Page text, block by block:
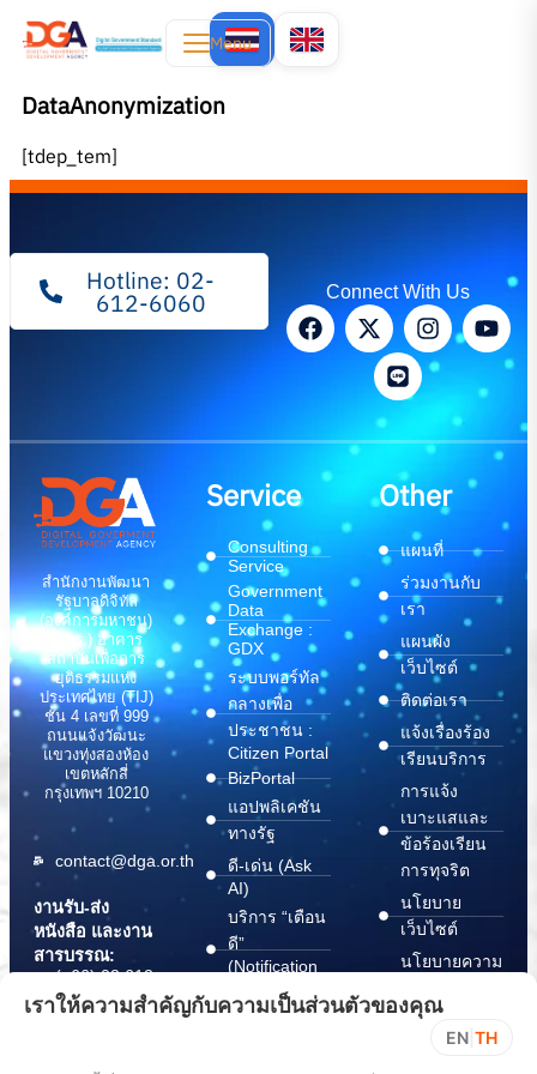
Menu
DataAnonymization
[tdep_tem]
Hotline: 02-
612-6060 Connect With Us
สำนักงานพัฒนา
รัฐบาลดิจิทัล
(องค์การมหาชน)
(สพร.) อาคาร
สถาบันเพื่อการ
ยุติธรรมแห่ง
ประเทศไทย (TIJ)
ชั้น 4 เลขที่ 999
ถนนแจ้งวัฒนะ
แขวงทุ่งสองห้อง
เขตหลักสี่
กรุงเทพฯ 10210
contact@dga.or.th
งานรับ-ส่ง
หนังสือ และงาน
สารบรรณ:
(+66) 02 612
6000
saraban@dga.or.th
Service
Consulting
Service
Government
Data
Exchange :
GDX
ระบบพอร์ทัล
กลางเพื่อ
ประชาชน :
Citizen Portal
BizPortal
แอปพลิเคชัน
ทางรัฐ
ดี-เด่น (Ask
AI)
บริการ “เตือน
ดี”
(Notification
บริการ
Other
แผนที่
ร่วมงานกับ
เรา
แผนผัง
เว็บไซต์
ติดต่อเรา
แจ้งเรื่องร้อง
เรียนบริการ
การแจ้ง
เบาะแสและ
ข้อร้องเรียน
การทุจริต
นโยบาย
เว็บไซต์
นโยบายความ
ปลอดภัย
สารสนเทศ
เราให้ความสำคัญกับความเป็นส่วนตัวของคุณ
EN TH